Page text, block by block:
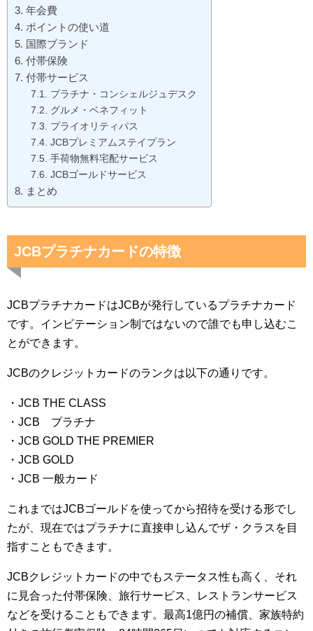
年会費
ポイントの使い道
国際ブランド
付帯保険
付帯サービス
プラチナ・コンシェルジュデスク
グルメ・ベネフィット
プライオリティパス
JCBプレミアムステイプラン
手荷物無料宅配サービス
JCBゴールドサービス
まとめ
JCBプラチナカードの特徴
JCBプラチナカードはJCBが発行しているプラチナカード
です。インビテーション制ではないので誰でも申し込むこ
とができます。
JCBのクレジットカードのランクは以下の通りです。
・JCB THE CLASS
・JCB プラチナ
・JCB GOLD THE PREMIER
・JCB GOLD
・JCB 一般カード
これまではJCBゴールドを使ってから招待を受ける形でし
たが、現在ではプラチナに直接申し込んでザ・クラスを目
指すこともできます。
JCBクレジットカードの中でもステータス性も高く、それ
に見合った付帯保険、旅行サービス、レストランサービス
などを受けることもできます。最高1億円の補償、家族特約